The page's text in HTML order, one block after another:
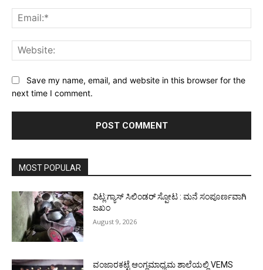
Save my name, email, and website in this browser for the
next time I comment.
MOST POPULAR
ವಿಟ್ಲ:ಗ್ಯಾಸ್ ಸಿಲಿಂಡರ್ ಸ್ಪೋಟ : ಮನೆ ಸಂಪೂರ್ಣವಾಗಿ
ಜಖಂ
August 9, 2026
ವಂಜಾರಕಟ್ಟೆ ಆಂಗ್ಲಮಾಧ್ಯಮ ಶಾಲೆಯಲ್ಲಿ VEMS